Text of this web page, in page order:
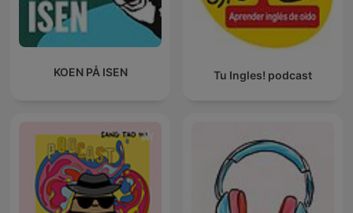
KOEN PÅ ISEN Tu Ingles! podcast